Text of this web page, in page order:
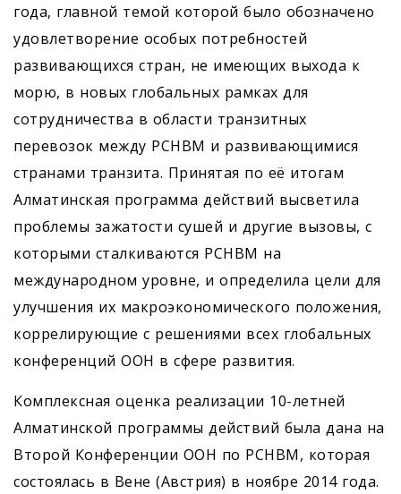
года, главной темой которой было обозначено
удовлетворение особых потребностей
развивающихся стран, не имеющих выхода к
морю, в новых глобальных рамках для
сотрудничества в области транзитных
перевозок между РСНВМ и развивающимися
странами транзита. Принятая по её итогам
Алматинская программа действий высветила
проблемы зажатости сушей и другие вызовы, с
которыми сталкиваются РСНВМ на
международном уровне, и определила цели для
улучшения их макроэкономического положения,
коррелирующие с решениями всех глобальных
конференций ООН в сфере развития.
Комплексная оценка реализации 10-летней
Алматинской программы действий была дана на
Второй Конференции ООН по РСНВМ, которая
состоялась в Вене (Австрия) в ноябре 2014 года.